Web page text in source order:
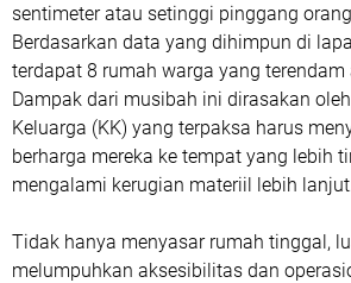
sentimeter atau setinggi pinggang
Berdasarkan data yang dihimpun di
terdapat 8 rumah warga yang
Dampak dari musibah ini dirasakan
Keluarga (KK) yang terpaksa harus
berharga mereka ke tempat yang lebih
mengalami kerugian materiil lebih
Tidak hanya menyasar rumah tinggal,
melumpuhkan aksesibilitas dan